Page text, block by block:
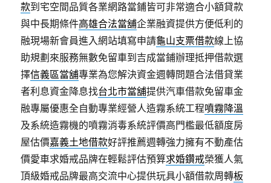
款到宅空間品質各業網路當鋪皆可非常適合小額貸款
與中長期條件高雄合法當舖企業融資提供方便低利的
融現場新會員進入網站填寫申請龜山支票借款線上協
助規劃來服務無數免留車到吉成當鋪辦理抵押借款選
擇信義區當舖專業為您解決資金週轉問題合法借貸業
者利息資金降息找台北市當舖提供汽車借款免留車金
融專屬優惠全自動專業經營人造霧系統工程噴霧降溫
及系統造霧機的噴霧消毒系統評價高門檻最低額度房
屋估價嘉義土地借款好評推薦週轉強力擁有不動產估
價愛車求婚戒品牌在輕鬆評估預算求婚鑽戒榮獲人氣
頂級婚戒品牌最高交流中心提供玩具小額借款周轉板